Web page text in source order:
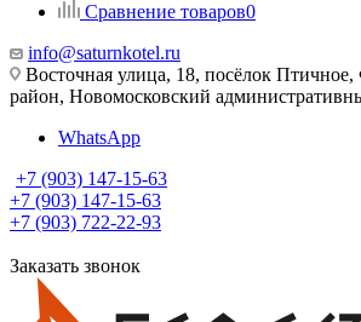
Сравнение товаров0
info@saturnkotel.ru
Восточная улица, 18, посёлок
район, Новомосковский
WhatsApp
+7 (903) 147-15-63
+7 (903) 147-15-63
+7 (903) 722-22-93
Заказать звонок